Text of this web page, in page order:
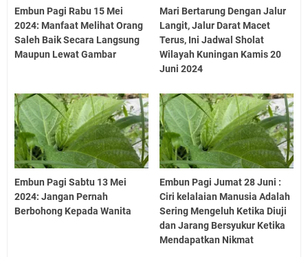
Embun Pagi Rabu 15 Mei
2024: Manfaat Melihat Orang
Saleh Baik Secara Langsung
Maupun Lewat Gambar
Mari Bertarung Dengan Jalur
Langit, Jalur Darat Macet
Terus, Ini Jadwal Sholat
Wilayah Kuningan Kamis 20
Juni 2024
Embun Pagi Sabtu 13 Mei
2024: Jangan Pernah
Berbohong Kepada Wanita
Embun Pagi Jumat 28 Juni :
Ciri kelalaian Manusia Adalah
Sering Mengeluh Ketika Diuji
dan Jarang Bersyukur Ketika
Mendapatkan Nikmat